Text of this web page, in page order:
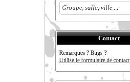
Contact
Remarques ? Bugs ?
Utilise le formulaire de contact